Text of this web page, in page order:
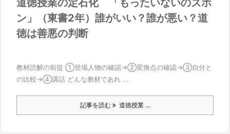
道徳授業の定石化 「もったいないのズボ
ン」（東書2年）誰がいい？誰が悪い？道
徳は善悪の判断
教材読解の前提 ①登場人物の確認→②変換点の確認→③自分と
の比較→④講話 どんな教材であれ ...
記事を読む 道徳授業 ...